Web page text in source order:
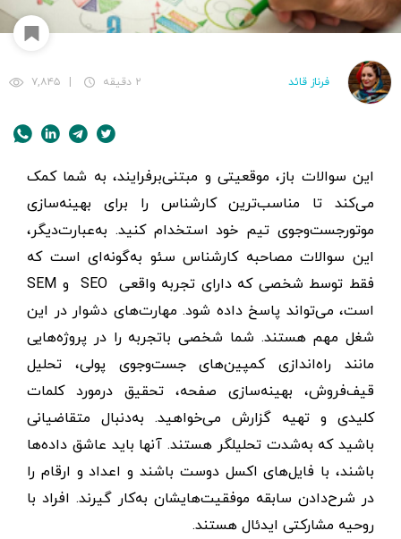
ﻓﺮﻧﺎز ﻗﺎئد ۲ دقیقه ۷,۸۴۵
این سوالات باز، موقعیتی و مبتنی‌بر‌فرایند، به شما کمک
می‌کند تا مناسب‌ترین کارشناس را برای بهینه‌سازی
موتور‌جست‌وجوی تیم خود استخدام کنید. به‌عبارت‌دیگر،
این سوالات مصاحبه کارشناس سئو به‌گونه‌ای است که
فقط توسط شخصی که دارای تجربه واقعی SEO و SEM
است، می‌تواند پاسخ داده شود. مهارت‌های دشوار در این
شغل مهم هستند. شما شخصی باتجربه را در پروژه‌هایی
مانند راه‌اندازی کمپین‌های‌ جست‌وجوی‌ پولی، تحلیل
قیف‌فروش، بهینه‌سازی صفحه، تحقیق در‌مورد کلمات
‌کلیدی و تهیه گزارش می‌خواهید. به‌دنبال متقاضیانی
باشید که به‌شدت تحلیلگر هستند. آنها باید عاشق داده‌ها
باشند، با ‌فایل‌های اکسل دوست باشند و اعداد و ارقام را
در شرح‌دادن سابقه‌ موفقیت‌هایشان به‌کار گیرند. افراد با
روحیه مشارکتی ایدئال هستند.